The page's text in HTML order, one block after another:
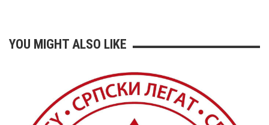
YOU MIGHT ALSO LIKE